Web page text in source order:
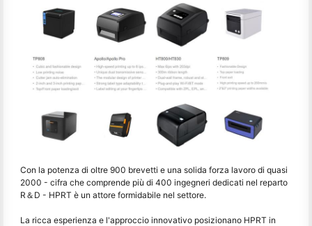
Con la potenza di oltre 900 brevetti e una solida forza lavoro di quasi
2000 - cifra che comprende più di 400 ingegneri dedicati nel reparto
R＆D - HPRT è un attore formidabile nel settore.
La ricca esperienza e l'approccio innovativo posizionano HPRT in